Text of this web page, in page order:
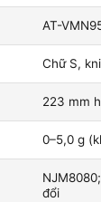
AT-
Chữ S,
223 mm
0–5,0 g
đổi